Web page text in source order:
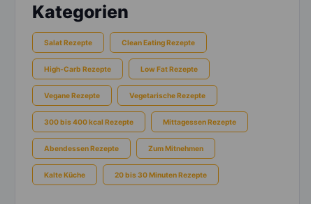
Kategorien
Salat Rezepte Clean Eating Rezepte
High-Carb Rezepte Low Fat Rezepte
Vegane Rezepte Vegetarische Rezepte
300 bis 400 kcal Rezepte Mittagessen Rezepte
Abendessen Rezepte Zum Mitnehmen
Kalte Küche 20 bis 30 Minuten Rezepte